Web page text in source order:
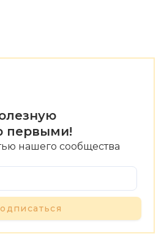
первыми!
нашего сообщества